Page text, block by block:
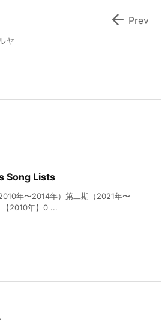
ヤ
 Prev
Song Lists
年〜2014年）第二期（2021年〜
2010年】0 ...